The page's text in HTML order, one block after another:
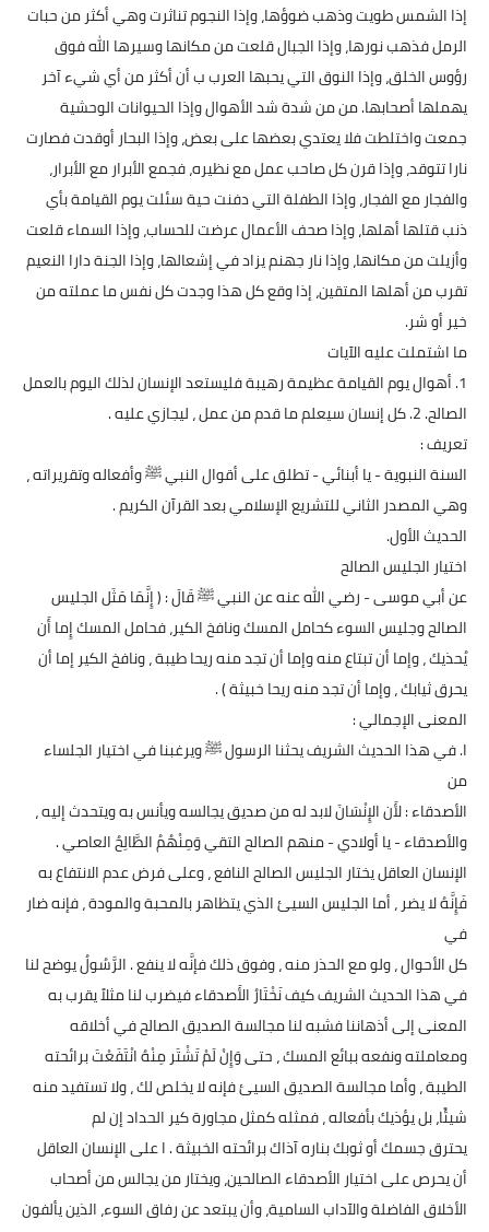
إذا الشمس طويت وذهب ضوؤها، وإذا النجوم تناثرت وهي أكثر من حبات
الرمل فذهب نورها، وإذا الجبال قلعت من مكانها وسيرها الله فوق
رؤوس الخلق، وإذا النوق التي يحبها العرب ب أن أكثر من أي شيء آخر
يهملها أصحابها. من من شدة شد الأهوال وإذا الحيوانات الوحشية
جمعت واختلطت فلا يعتدي بعضها على بعض، وإذا البحار أوقدت فصارت
نارا تتوقد، وإذا قرن كل صاحب عمل مع نظيره، فجمع الأبرار مع الأبرار،
والفجار مع الفجار، وإذا الطفلة التي دفنت حية سئلت يوم القيامة بأي
ذنب قتلها أهلها، وإذا صحف الأعمال عرضت للحساب، وإذا السماء قلعت
وأزيلت من مكانها، وإذا نار جهنم يزاد في إشعالها، وإذا الجنة دارا النعيم
تقرب من أهلها المتقين، إذا وقع كل هذا وجدت كل نفس ما عملته من
خير أو شر.
ما اشتملت عليه الآيات
1. أهوال يوم القيامة عظيمة رهيبة فليستعد الإنسان لذلك اليوم بالعمل
الصالح. 2. كل إنسان سيعلم ما قدم من عمل ، ليجازي عليه .
تعريف :
السنة النبوية - يا أبنائي - تطلق على أقوال النبي ﷺ وأفعاله وتقريراته ،
وهي المصدر الثاني للتشريع الإسلامي بعد القرآن الكريم .
الحديث الأول.
اختيار الجليس الصالح
عن أبي موسى - رضي الله عنه عن النبي ﷺ قَالَ : ( إِنَّمَا مَثَل الجليس
الصالح وجليس السوء كحامل المسك ونافخ الكير، فحامل المسك إِما أَن
يُحذيك ، وإما أن تبتاع منه وإما أن تجد منه ريحا طيبة ، ونافخ الكير إما أن
يحرق ثيابك ، وإما أن تجد منه ريحا خبيثة ) .
المعنى الإجمالي :
ا. في هذا الحديث الشريف يحثنا الرسول ﷺ ويرغبنا في اختيار الجلساء
من
الأصدقاء : لأَن الإِنْسَانَ لابد له من صديق يجالسه ويأنس به ويتحدث إليه ،
والأصدقاء - يا أولادي - منهم الصالح التقي وَمِنْهُمُ الطَّالِحُ العاصي .
الإنسان العاقل يختار الجليس الصالح النافع ، وعلى فرض عدم الانتفاع به
فَإِنَّهُ لا يضر ، أما الجليس السيئ الذي يتظاهر بالمحبة والمودة ، فإنه ضار
في
كل الأحوال ، ولو مع الحذر منه ، وفوق ذلك فإنَّه لا ينفع . الرَّسُولُ يوضح لنا
في هذا الحديث الشريف كيف نَخْتَارُ الأَصدقاء فيضرب لنا مثلاً يقرب به
المعنى إلى أذهاننا فشبه لنا مجالسة الصديق الصالح في أخلاقه
ومعاملته ونفعه ببائع المسك ، حتى وَإِنْ لَمْ تَشْتَر مِنْهُ انْتَفَعْتَ برائحته
الطيبة ، وأما مجالسة الصديق السيئ فإنه لا يخلص لك ، ولا تستفيد منه
شيئًا، بل يؤذيك بأفعاله ، فمثله كمثل مجاورة كير الحداد إن لم
يحترق جسمك أو ثوبك بناره آذاك برائحته الخبيثة . ا على الإنسان العاقل
أن يحرص على اختيار الأصدقاء الصالحين، ويختار من يجالس من أصحاب
الأخلاق الفاضلة والآداب السامية، وأن يبتعد عن رفاق السوء، الذين يألفون